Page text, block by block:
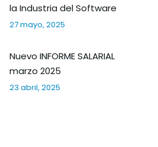
la Industria del Software
27 mayo, 2025
Nuevo INFORME SALARIAL
marzo 2025
23 abril, 2025